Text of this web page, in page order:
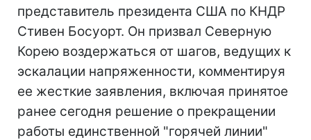
представитель президента США по КНДР
Стивен Босуорт. Он призвал Северную
Корею воздержаться от шагов, ведущих к
эскалации напряженности, комментируя
ее жесткие заявления, включая принятое
ранее сегодня решение о прекращении
работы единственной "горячей линии"